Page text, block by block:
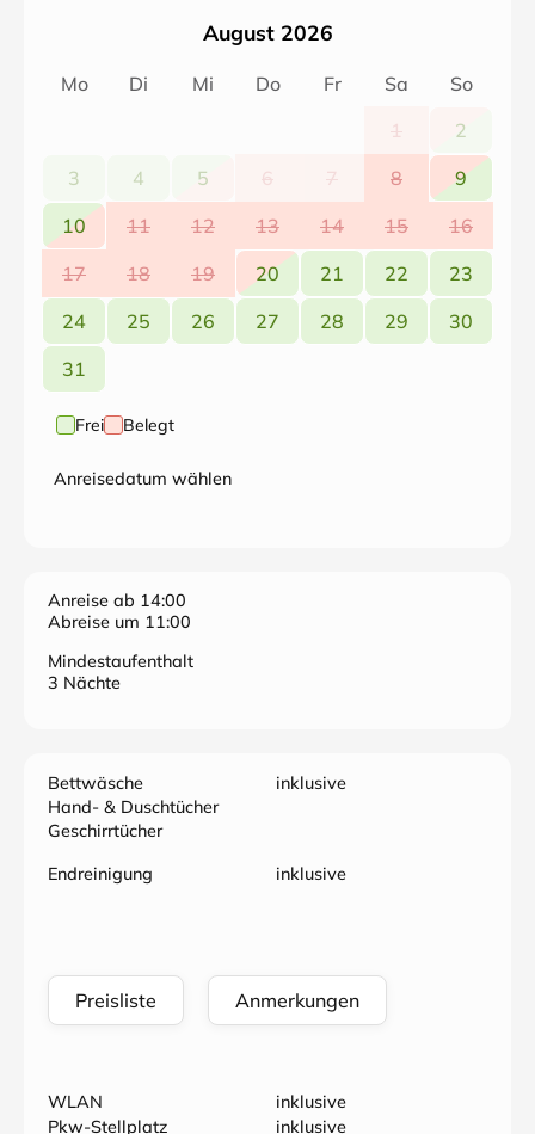
August 2026
Mo Di Mi Do Fr Sa
So
1
2
3
4 5 6 7 8
9
10
11 12 13 14 15
16
17
18 19 20 21 22
23
24
25 26 27 28 29
30
31
Frei Belegt
Anreisedatum wählen
Anreise ab 14:00
Abreise um 11:00
Mindestaufenthalt
3 Nächte
Bettwäsche
Hand- & Duschtücher
Geschirrtücher
inklusive
Endreinigung inklusive
Preisliste Anmerkungen
WLAN
inklusive
Pkw-Stellplatz
inklusive